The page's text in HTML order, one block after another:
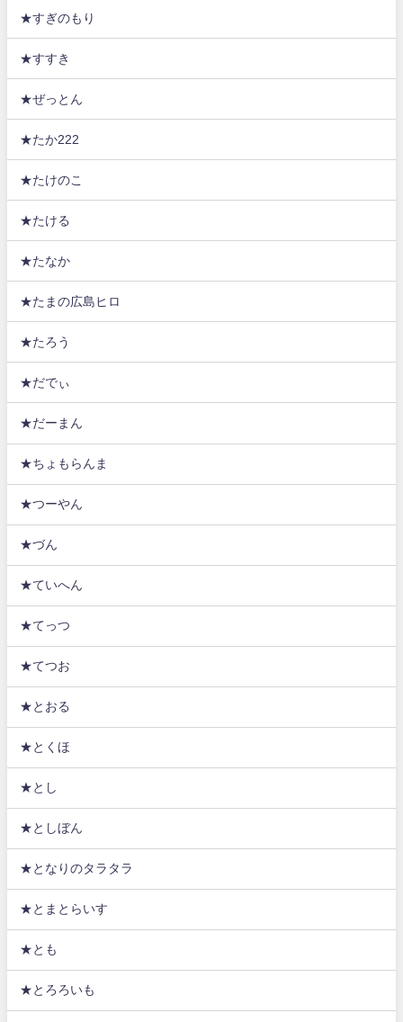
★すぎのもり
★すすき
★ぜっとん
★たか222
★たけのこ
★たける
★たなか
★たまの広島ヒロ
★たろう
★だでぃ
★だーまん
★ちょもらんま
★つーやん
★づん
★ていへん
★てっつ
★てつお
★とおる
★とくほ
★とし
★としぼん
★となりのタラタラ
★とまとらいす
★とも
★とろろいも